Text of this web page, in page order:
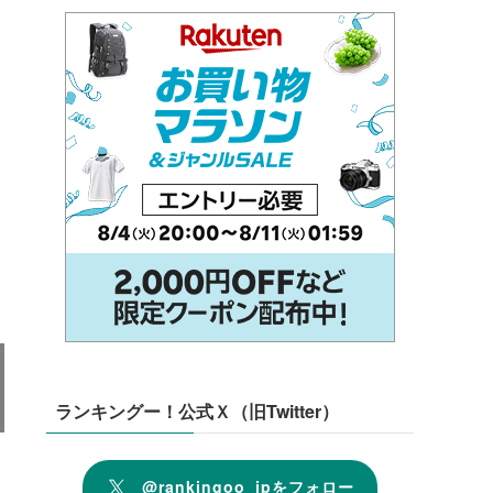
ランキングー！公式Ｘ（旧Twitter）
@rankingoo_jpをフォロー